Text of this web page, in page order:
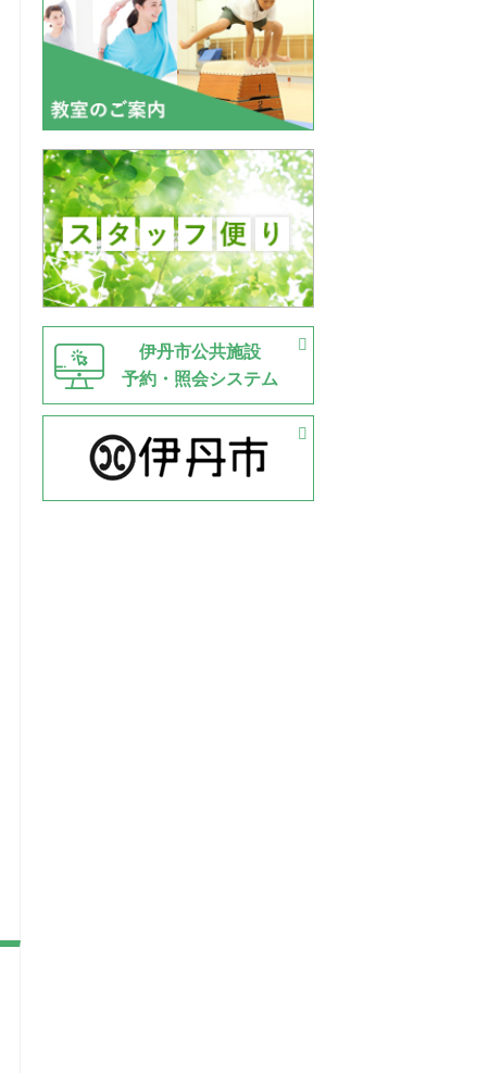
伊丹市公共施設
予約・照会システム